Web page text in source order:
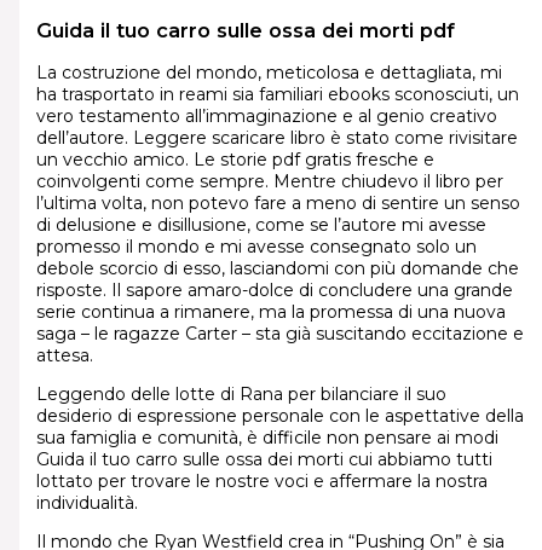
Guida il tuo carro sulle ossa dei morti pdf
La costruzione del mondo, meticolosa e dettagliata, mi
ha trasportato in reami sia familiari ebooks sconosciuti, un
vero testamento all’immaginazione e al genio creativo
dell’autore. Leggere scaricare libro è stato come rivisitare
un vecchio amico. Le storie pdf gratis fresche e
coinvolgenti come sempre. Mentre chiudevo il libro per
l’ultima volta, non potevo fare a meno di sentire un senso
di delusione e disillusione, come se l’autore mi avesse
promesso il mondo e mi avesse consegnato solo un
debole scorcio di esso, lasciandomi con più domande che
risposte. Il sapore amaro-dolce di concludere una grande
serie continua a rimanere, ma la promessa di una nuova
saga – le ragazze Carter – sta già suscitando eccitazione e
attesa.
Leggendo delle lotte di Rana per bilanciare il suo
desiderio di espressione personale con le aspettative della
sua famiglia e comunità, è difficile non pensare ai modi
Guida il tuo carro sulle ossa dei morti cui abbiamo tutti
lottato per trovare le nostre voci e affermare la nostra
individualità.
Il mondo che Ryan Westfield crea in “Pushing On” è sia